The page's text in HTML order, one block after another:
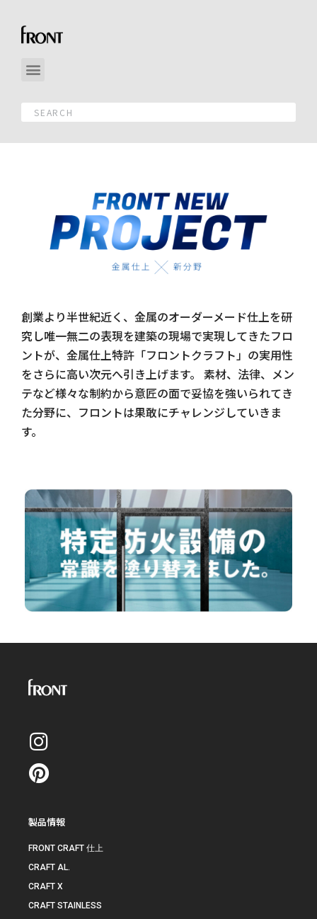
創業より半世紀近く、金属のオーダーメード仕上を研
究し唯一無二の表現を建築の現場で実現してきたフロ
ントが、金属仕上特許「フロントクラフト」の実用性
をさらに高い次元へ引き上げます。 素材、法律、メン
テなど様々な制約から意匠の面で妥協を強いられてき
た分野に、フロントは果敢にチャレンジしていきま
す。
製品情報
FRONT CRAFT 仕上
CRAFT AL.
CRAFT X
CRAFT STAINLESS